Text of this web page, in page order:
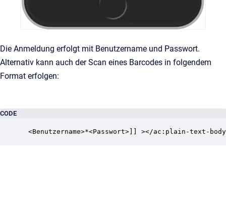
Die Anmeldung erfolgt mit Benutzername und Passwort.
Alternativ kann auch der Scan eines Barcodes in folgendem
Format erfolgen:
CODE
<Benutzername>*<Passwort>]] ></ac:plain-text-